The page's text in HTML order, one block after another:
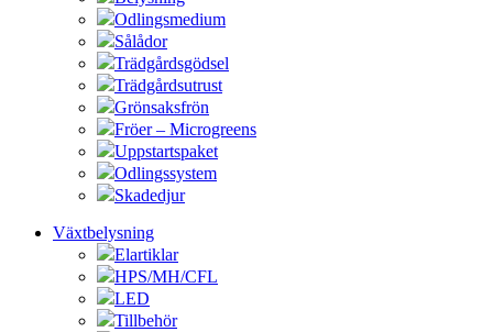
Odlingsmedium
Sålådor
Trädgårdsgödsel
Trädgårdsutrust
Grönsaksfrön
Fröer – Microgreens
Uppstartspaket
Odlingssystem
Skadedjur
Växtbelysning
Elartiklar
HPS/MH/CFL
LED
Tillbehör